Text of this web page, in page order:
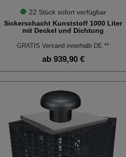
22 Stück sofort verfügbar
Sickerschacht Kunststoff 1000 Liter
mit Deckel und Dichtung
GRATIS Versand innerhalb DE **
ab 939,90 €